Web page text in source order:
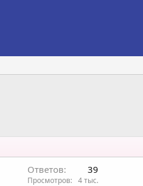
Ответов 39
Просмотров 4 тыс.